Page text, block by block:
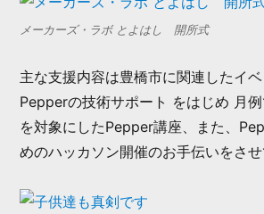
メーカーズ・ラボ とよはし 開所式
主な支援内容は豊橋市に関連したイ
Pepperの技術サポート をはじめ 月
を対象にしたPepper講座、また、
めのハッカソン開催のお手伝いをさせ